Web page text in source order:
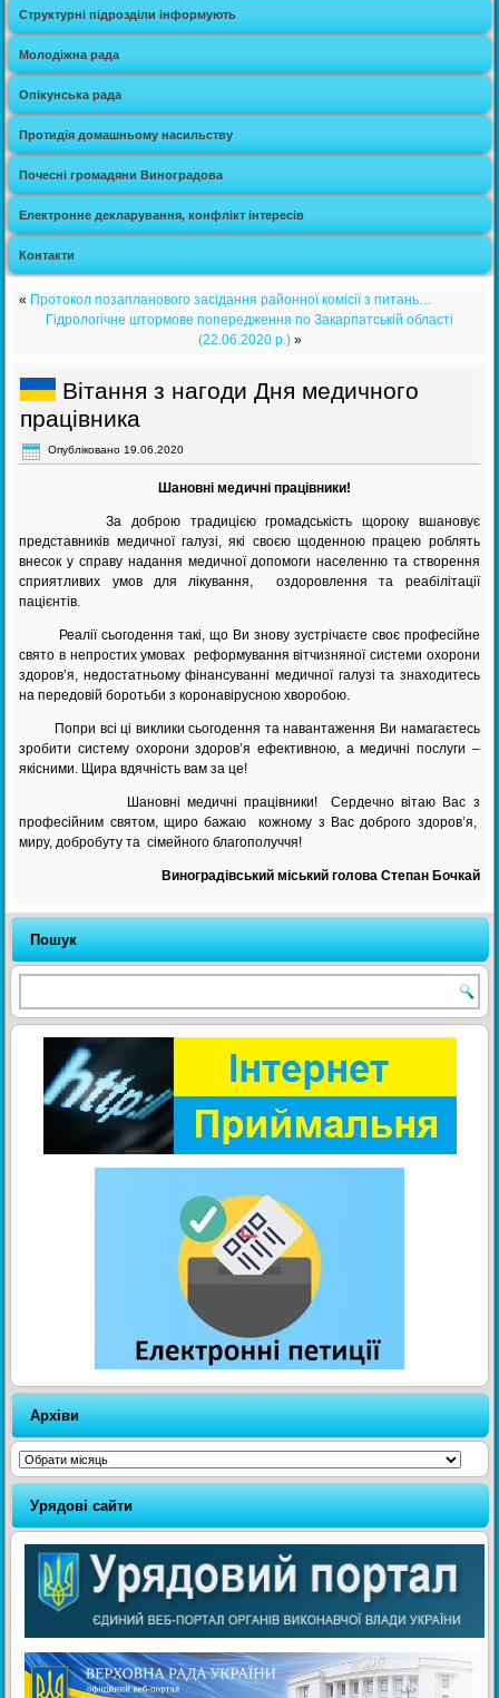
Структурні підрозділи інформують
Молодіжна рада
Опікунська рада
Протидія домашньому насильству
Почесні громадяни Виноградова
Електронне декларування, конфлікт інтересів
Контакти
« Протокол позапланового засідання районної комісії з питань…
Гідрологічне штормове попередження по Закарпатській області
(22.06.2020 р.)»
Вітання з нагоди Дня медичного
працівника
Опубліковано 19.06.2020
Шановні медичні працівники!
За доброю традицією громадськість щороку вшановує
представників медичної галузі, які своєю щоденною працею роблять
внесок у справу надання медичної допомоги населенню та створення
сприятливих умов для лікування, оздоровлення та реабілітації
пацієнтів.
Реалії сьогодення такі, що Ви знову зустрічаєте своє професійне
свято в непростих умовах реформування вітчизняної системи охорони
здоров’я, недостатньому фінансуванні медичної галузі та знаходитесь
на передовій боротьби з коронавірусною хворобою.
Попри всі ці виклики сьогодення та навантаження Ви намагаєтесь
зробити систему охорони здоров’я ефективною, а медичні послуги –
якісними. Щира вдячність вам за це!
Шановні медичні працівники! Сердечно вітаю Вас з
професійним святом, щиро бажаю кожному з Вас доброго здоров’я,
миру, добробуту та сімейного благополуччя!
Виноградівський міський голова Степан Бочкай
Пошук
Архіви
Архіви
Урядові сайти